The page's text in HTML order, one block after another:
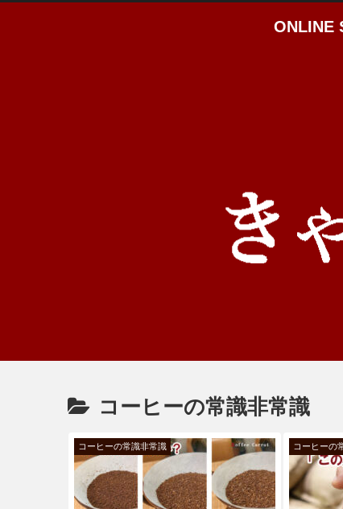
ONLINE
コーヒーの常識非常識
コーヒーの常識非常識 コーヒーの